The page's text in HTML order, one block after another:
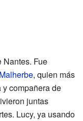
Nantes. Fue
, quien más
y compañera de
juntas
Lucy, ya usando